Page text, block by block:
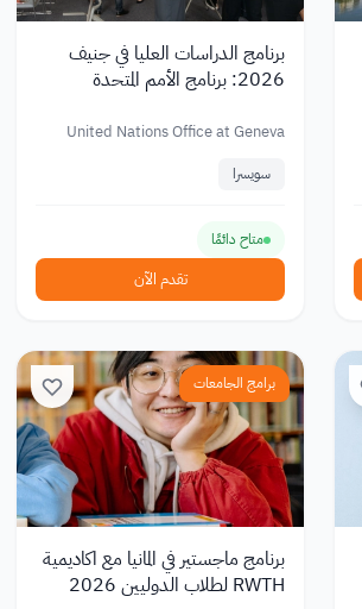
برنامج الدراسات العليا في جنيف
2026: برنامج الأمم المتحدة
United Nations Office at Geneva
سويسرا
متاح دائمًا
تقدم الآن
برامج الجامعات
برنامج ماجستير في المانيا مع اكاديمية
RWTH لطلاب الدوليين 2026